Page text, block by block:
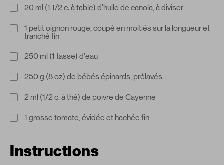
20 ml (1 1/2 c. à table) d’huile de canola, à diviser
1 petit oignon rouge, coupé en moitiés sur la longueur et
tranché fin
250 ml (1 tasse) d’eau
250 g (8 oz) de bébés épinards, prélavés
2 ml (1/2 c. à thé) de poivre de Cayenne
1 grosse tomate, évidée et hachée fin
Instructions